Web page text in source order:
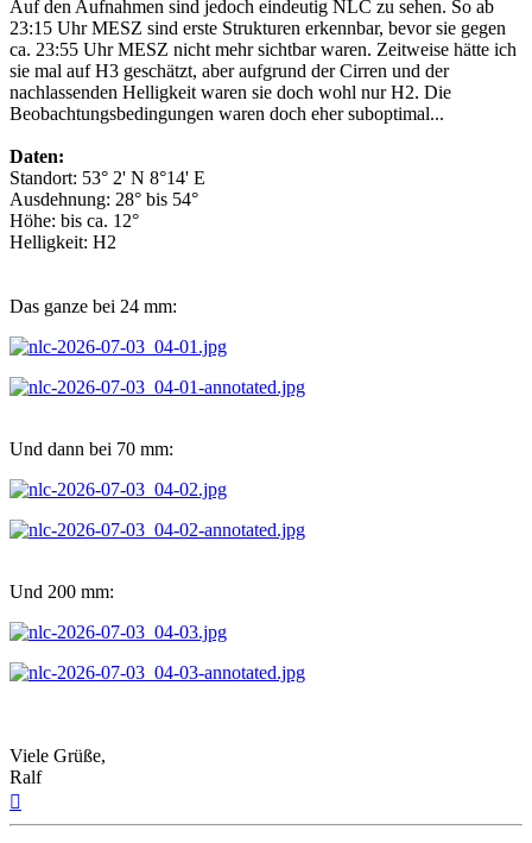
Auf den Aufnahmen sind jedoch eindeutig NLC zu sehen. So ab
23:15 Uhr MESZ sind erste Strukturen erkennbar, bevor sie gegen
ca. 23:55 Uhr MESZ nicht mehr sichtbar waren. Zeitweise hätte ich
sie mal auf H3 geschätzt, aber aufgrund der Cirren und der
nachlassenden Helligkeit waren sie doch wohl nur H2. Die
Beobachtungsbedingungen waren doch eher suboptimal...
Daten:
Standort: 53° 2' N 8°14' E
Ausdehnung: 28° bis 54°
Höhe: bis ca. 12°
Helligkeit: H2
Das ganze bei 24 mm:
Und dann bei 70 mm:
Und 200 mm:
Viele Grüße,
Ralf